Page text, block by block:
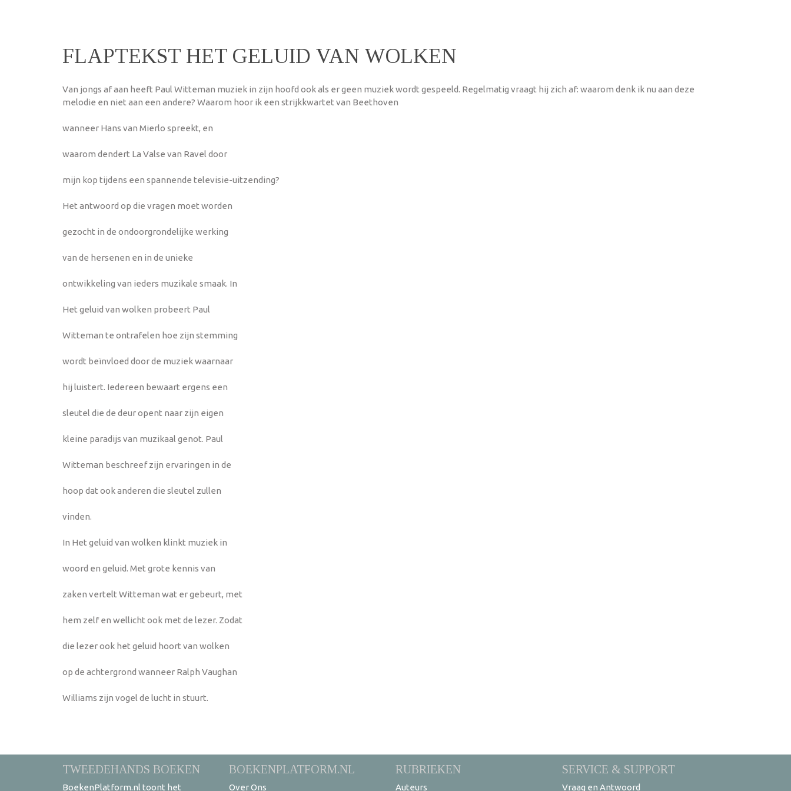
FLAPTEKST HET GELUID VAN WOLKEN
Van jongs af aan heeft Paul Witteman muziek in zijn hoofd ook als er geen muziek wordt gespeeld. Regelmatig vraagt hij zich af: waarom denk ik nu aan deze
melodie en niet aan een andere? Waarom hoor ik een strijkkwartet van Beethoven
wanneer Hans van Mierlo spreekt, en
waarom dendert La Valse van Ravel door
mijn kop tijdens een spannende televisie-uitzending?
Het antwoord op die vragen moet worden
gezocht in de ondoorgrondelijke werking
van de hersenen en in de unieke
ontwikkeling van ieders muzikale smaak. In
Het geluid van wolken probeert Paul
Witteman te ontrafelen hoe zijn stemming
wordt beïnvloed door de muziek waarnaar
hij luistert. Iedereen bewaart ergens een
sleutel die de deur opent naar zijn eigen
kleine paradijs van muzikaal genot. Paul
Witteman beschreef zijn ervaringen in de
hoop dat ook anderen die sleutel zullen
vinden.
In Het geluid van wolken klinkt muziek in
woord en geluid. Met grote kennis van
zaken vertelt Witteman wat er gebeurt, met
hem zelf en wellicht ook met de lezer. Zodat
die lezer ook het geluid hoort van wolken
op de achtergrond wanneer Ralph Vaughan
Williams zijn vogel de lucht in stuurt.
TWEEDEHANDS BOEKEN
BoekenPlatform.nl toont het
BOEKENPLATFORM.NL
Over Ons
RUBRIEKEN
Auteurs
SERVICE & SUPPORT
Vraag en Antwoord